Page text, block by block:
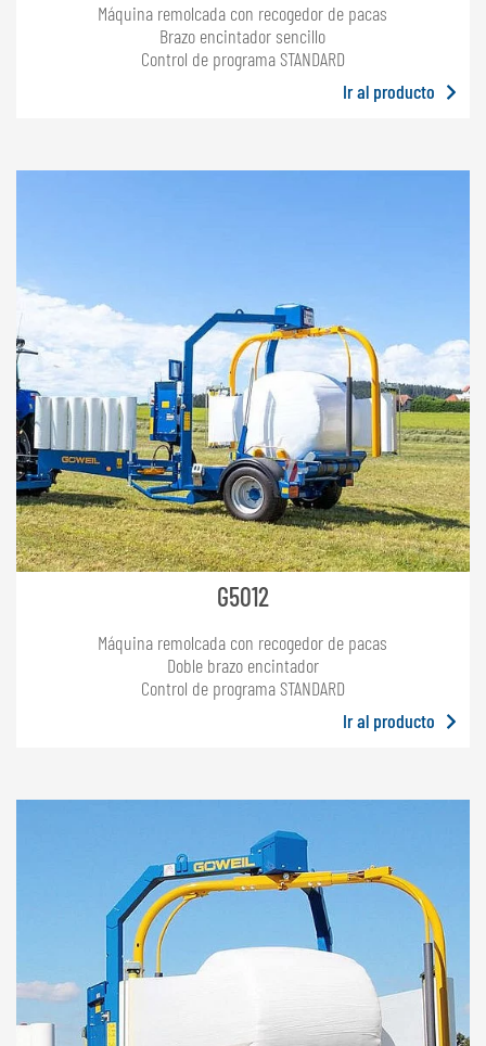
Máquina remolcada con recogedor de pacas
Brazo encintador sencillo
Control de programa STANDARD
Ir al producto
G5012
Máquina remolcada con recogedor de pacas
Doble brazo encintador
Control de programa STANDARD
Ir al producto